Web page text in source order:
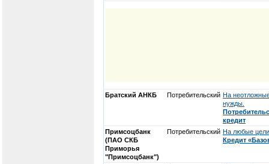
Братский АНКБ Потребительский На
нужды.
кредит
Примсоцбанк
(ПАО СКБ
Приморья
"Примсоцбанк")
Потребительский На любые
Кредит